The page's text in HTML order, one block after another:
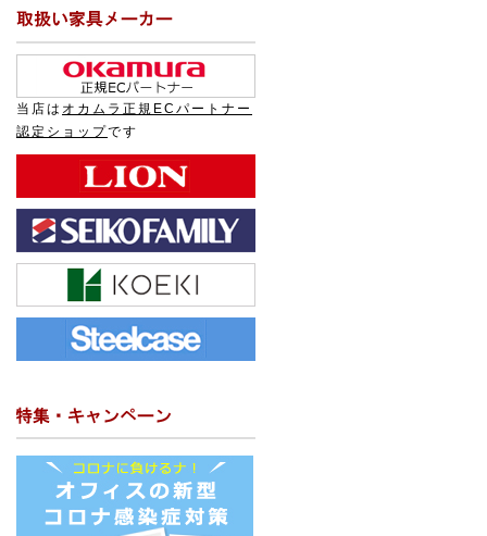
当店は オカムラ正規ECパートナー
認定ショップです